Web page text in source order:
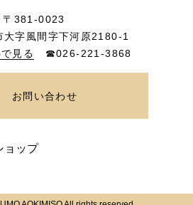
〒381-0023
大字風間字下河原2180-1
見る
☎026-221-3868
お問い合わせ